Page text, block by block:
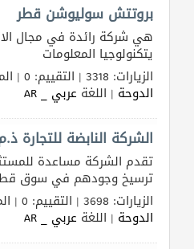
بروتتش سوليوشن قطر
هي شركة رائدة في مجال
يتكنولوجيا المعلومات
الزيارات: 3318 | التقييم: 0 | المقيّمين: 0 | المدينة
الدوحة | اللغة عربي _ AR
الشركة النابضة للتجارة
تقدم الشركة مساعدة
ترسيخ وجودهم في سوق قطر
الزيارات: 3698 | التقييم: 0 | المقيّمين: 0 | المدينة
الدوحة | اللغة عربي _ AR